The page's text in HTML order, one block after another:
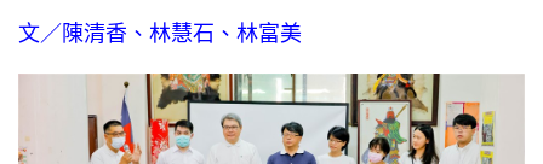
文／陳清香、林慧石、林富美